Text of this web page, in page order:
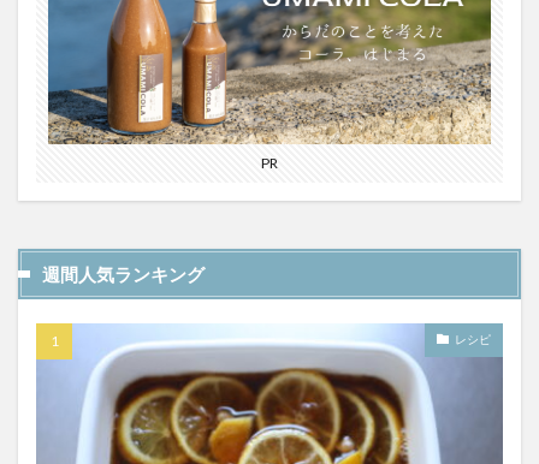
PR
週間人気ランキング
レシピ